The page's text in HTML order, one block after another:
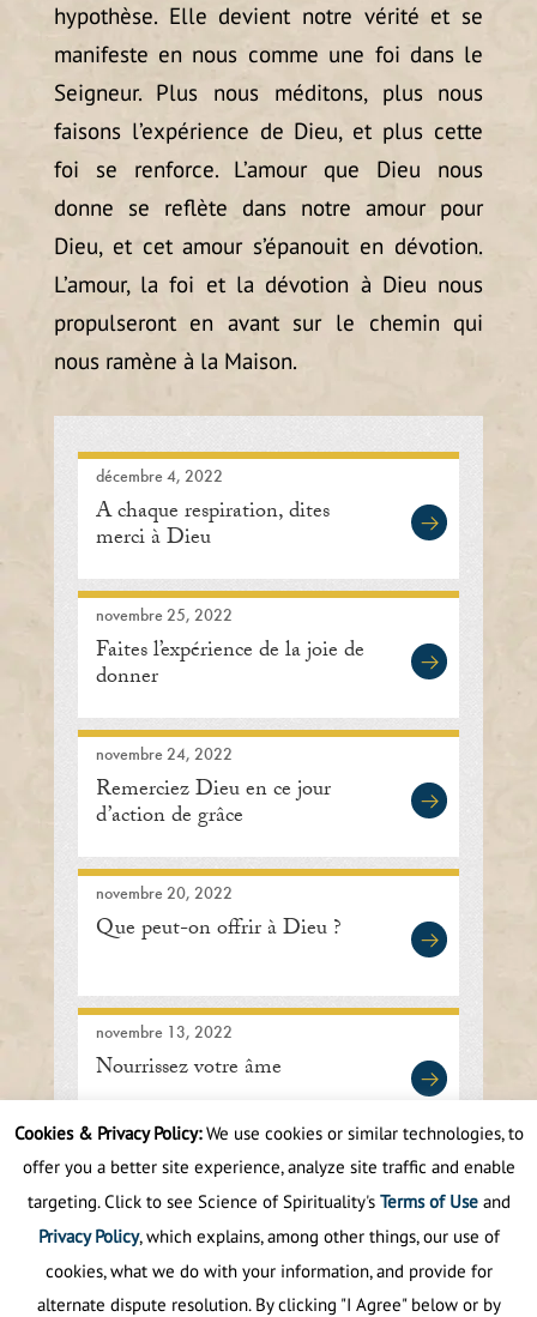
hypothèse. Elle devient notre vérité et se
manifeste en nous comme une foi dans le
Seigneur. Plus nous méditons, plus nous
faisons l’expérience de Dieu, et plus cette
foi se renforce. L’amour que Dieu nous
donne se reflète dans notre amour pour
Dieu, et cet amour s’épanouit en dévotion.
L’amour, la foi et la dévotion à Dieu nous
propulseront en avant sur le chemin qui
nous ramène à la Maison.
décembre 4, 2022
À chaque respiration, dites
merci à Dieu
novembre 25, 2022
Faites l’expérience de la joie de
donner
novembre 24, 2022
Remerciez Dieu en ce jour
d’action de grâce
novembre 20, 2022
Que peut-on offrir à Dieu ?
novembre 13, 2022
Nourrissez votre âme
8 10
Cookies & Privacy Policy:We use cookies or similar technologies, to
offer you a better site experience, analyze site traffic and enable
targeting. Click to see Science of Spirituality's Terms of Useand
Privacy Policy, which explains, among other things, our use of
cookies, what we do with your information, and provide for
alternate dispute resolution. By clicking "I Agree" below or by